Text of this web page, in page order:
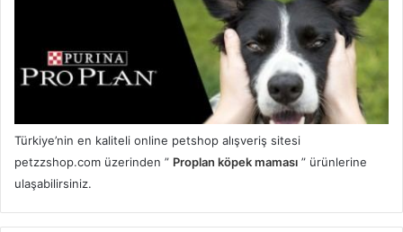
Türkiye’nin en kaliteli online petshop alışveriş sitesi
petzzshop.com üzerinden ” Proplan köpek maması ” ürünlerine
ulaşabilirsiniz.